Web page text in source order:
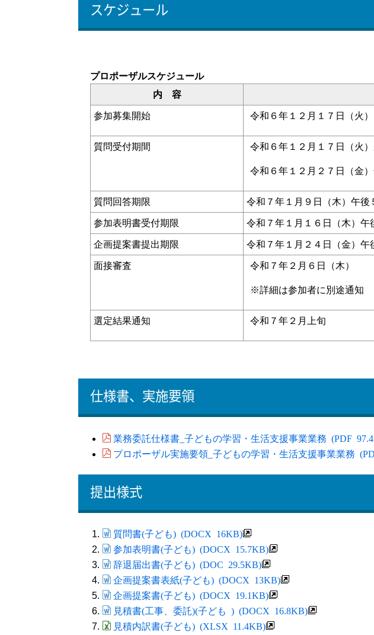
スケジュール
プロポーザルスケジュール
内 容
参加募集開始 令和６年１２月１７日（火）
質問受付期間 令和６年１２月１７日（火
令和６年１２月２７日（金
質問回答期限 令和７年１月９日（木）午後
参加表明書受付期限 令和７年１月１６日（木）午
企画提案書提出期限 令和７年１月２４日（金）午
面接審査 令和７年２月６日（木）
※詳細は参加者に別途通知
選定結果通知 令和７年２月上旬
仕様書、実施要領
業務委託仕様書_子どもの学習・生活支援事業業務 (PDF
プロポーザル実施要領_子どもの学習・生活支援事業業務
提出様式
質問書(子ども) (DOCX 16KB)
参加表明書(子ども) (DOCX 15.7KB)
辞退届出書(子ども) (DOC 29.5KB)
企画提案書表紙(子ども) (DOCX 13KB)
企画提案書(子ども) (DOCX 19.1KB)
見積書(工事、委託)(子ども ) (DOCX 16.8KB)
見積内訳書(子ども) (XLSX 11.4KB)